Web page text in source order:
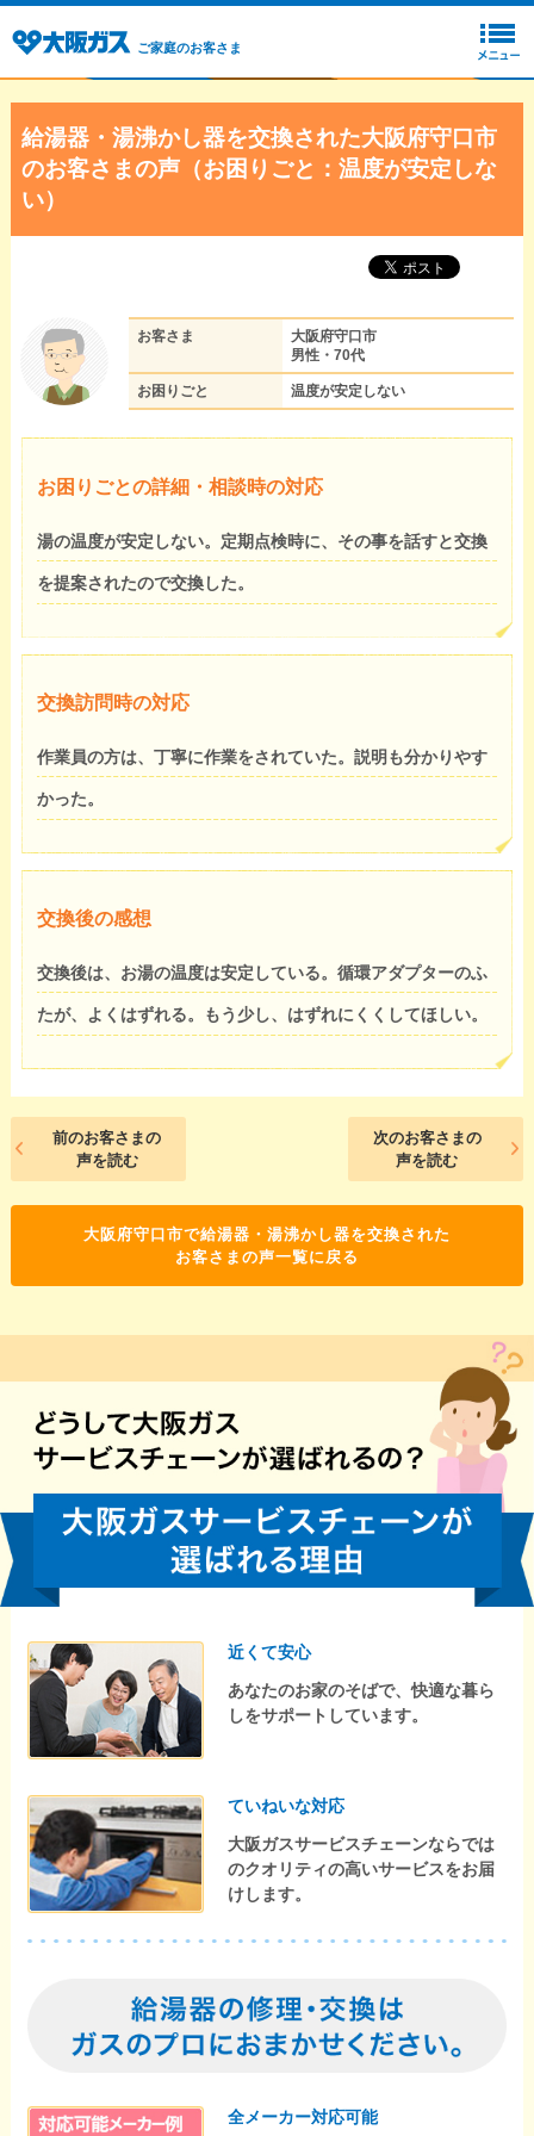
ご家庭のお客さま
給湯器・湯沸かし器を交換された大阪府守口市
のお客さまの声（お困りごと：温度が安定しな
い）
お客さま
大阪府守口市
男性・70代
お困りごと 温度が安定しない
お困りごとの詳細・相談時の対応
湯の温度が安定しない。定期点検時に、その事を話すと交換
を提案されたので交換した。
交換訪問時の対応
作業員の方は、丁寧に作業をされていた。説明も分かりやす
かった。
交換後の感想
交換後は、お湯の温度は安定している。循環アダプターのふ
たが、よくはずれる。もう少し、はずれにくくしてほしい。
前のお客さまの
声を読む
次のお客さまの
声を読む
大阪府守口市で給湯器・湯沸かし器を交換された
お客さまの声一覧に戻る
近くて安心
あなたのお家のそばで、快適な暮ら
しをサポートしています。
ていねいな対応
大阪ガスサービスチェーンならでは
のクオリティの高いサービスをお届
けします。
全メーカー対応可能